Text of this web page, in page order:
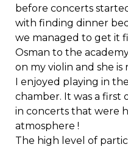
before concerts
with finding dinner
we managed to get it
Osman to the
on my violin and she is
I enjoyed playing in
chamber. It was a
in concerts that were
atmosphere !
The high level of